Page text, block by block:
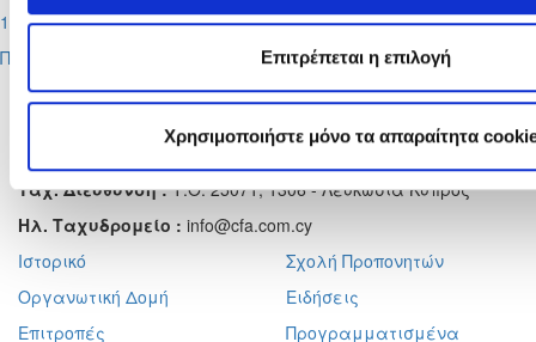
Επιτρέπεται η επιλογή
Χρησιμοποιήστε μόνο τα απαραίτητα
1η αγωνιστική
Περισσότερα
+357 22590544
Ταχ. Διεύθυνση :Τ.Θ. 25071, 1306 - Λευκωσία Κύπρος
Ηλ. Ταχυδρομείο : info@cfa.com.cy
Ιστορικό
Οργανωτική Δομή
Επιτροπές
Σχολή Προπονητών
Ειδήσεις
Προγραμματισμένα